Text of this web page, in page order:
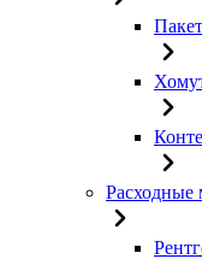
Расходные